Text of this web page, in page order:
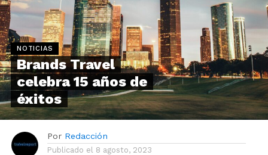
NOTICIAS
Brands Travel
celebra 15 años de
éxitos
Por Redacción
Publicado el 8 agosto, 2023